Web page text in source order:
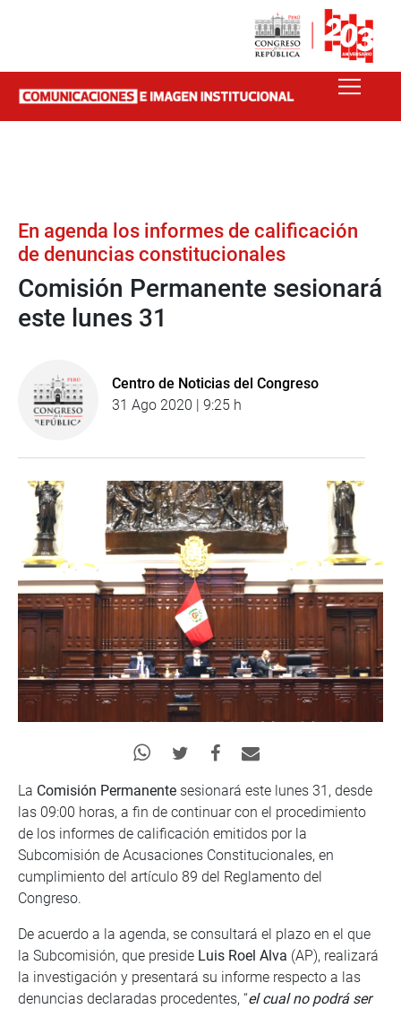
En agenda los informes de calificación
de denuncias constitucionales
Comisión Permanente sesionará
este lunes 31
Centro de Noticias del Congreso
31 Ago 2020 | 9:25 h
La Comisión Permanente sesionará este lunes 31, desde
las 09:00 horas, a fin de continuar con el procedimiento
de los informes de calificación emitidos por la
Subcomisión de Acusaciones Constitucionales, en
cumplimiento del artículo 89 del Reglamento del
Congreso.
De acuerdo a la agenda, se consultará el plazo en el que
la Subcomisión, que preside Luis Roel Alva (AP), realizará
la investigación y presentará su informe respecto a las
denuncias declaradas procedentes, “el cual no podrá ser